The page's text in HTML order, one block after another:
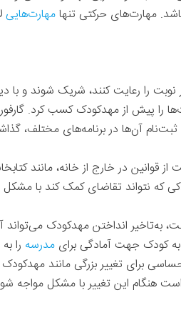
مهارت‌های حرکتی تنهامهارت‌هایی
را رعایت کنند، شریک شوند و با
را پیش از مهدکودک کسب کرد.
ثبت‌نام آن‌ها در برنامه‌های مختلف،
در خارج از خانه، مانند
که نتواند تقاضای کمک کند با مشکل
به‌تاخیر انداختن مهدکودک
کودک جهت آمادگی برای مدرسه را
برای تغییر بزرگی مانند مهدکودک
هنگام این تغییر با مشکل مواجه